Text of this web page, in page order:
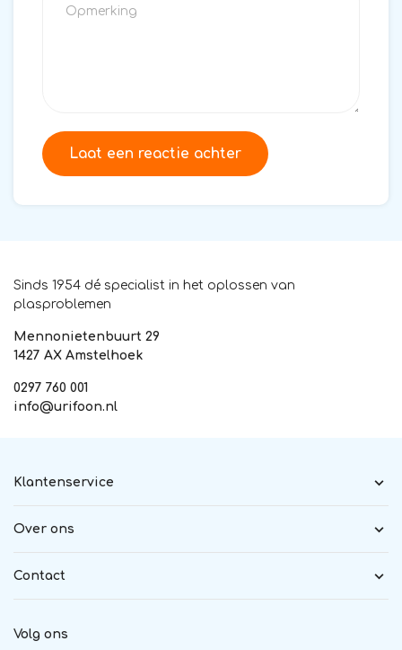
Laat een reactie achter
Sinds 1954 dé specialist in het oplossen van
plasproblemen
Mennonietenbuurt 29
1427 AX Amstelhoek
0297 760 001
info@urifoon.nl
Klantenservice
Over ons
Contact
Volg ons